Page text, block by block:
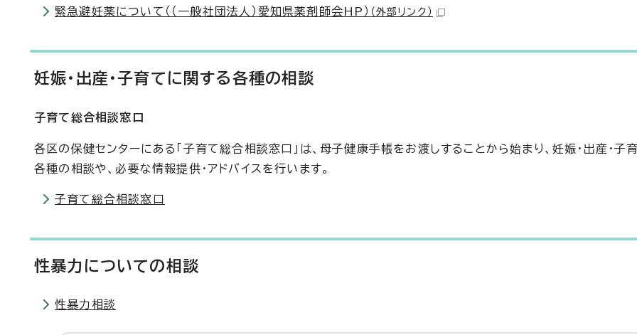
緊急避妊薬について（（一般社団法人）愛知県薬剤師会HP） （外部リンク）
妊娠・出産・子育てに関する各種の相談
子育て総合相談窓口
各区の保健センターにある「子育て総合相談窓口」は、母子健康手帳をお渡しすることから始まり、妊娠・出産・子
各種の相談や、必要な情報提供・アドバイスを行います。
子育て総合相談窓口
性暴力についての相談
性暴力相談